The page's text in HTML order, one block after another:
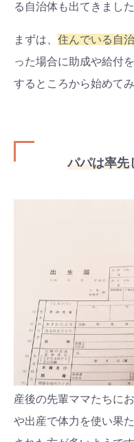
る自治体も出てきました
まずは、 住んでいる自
った場合に助成や給付
するところから始めて
パパは率先
産後の先輩ママたちに
や出産で体力を使い果